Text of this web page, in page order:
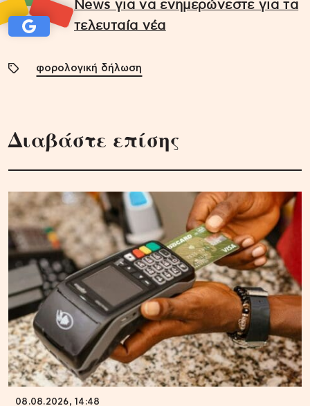
News για να ενημερώνεστε για τα
τελευταία νέα
φορολογική δήλωση
Διαβάστε επίσης
08.08.2026, 14:48